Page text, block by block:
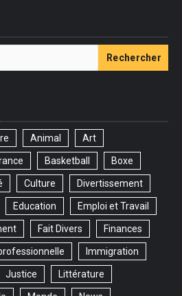
Animal Art
Basketball Boxe
Culture Divertissement
Education Emploi et Travail
Fait Divers Finances
Immigration
Justice Littérature